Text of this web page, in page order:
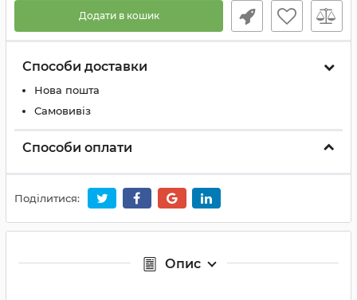
Додати в кошик
Способи доставки
Нова пошта
Самовивіз
Способи оплати
Поділитися:
Опис